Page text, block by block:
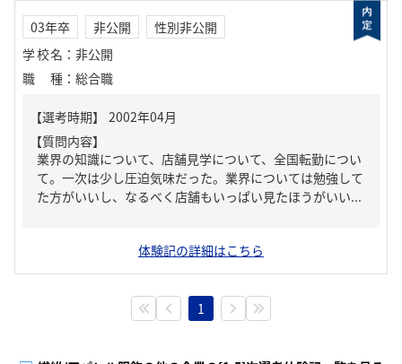
03年卒 非公開
性別非公開
学校名 ： 非公開
職種 ： 総合職
【質問内容】
業界の知識について、店舗見学について、全国転勤につい
て。一次は少し圧迫気味だった。業界については勉強して
た方がいいし、なるべく店舗もいっぱい見たほうがいい...
体験記の詳細はこちら
1